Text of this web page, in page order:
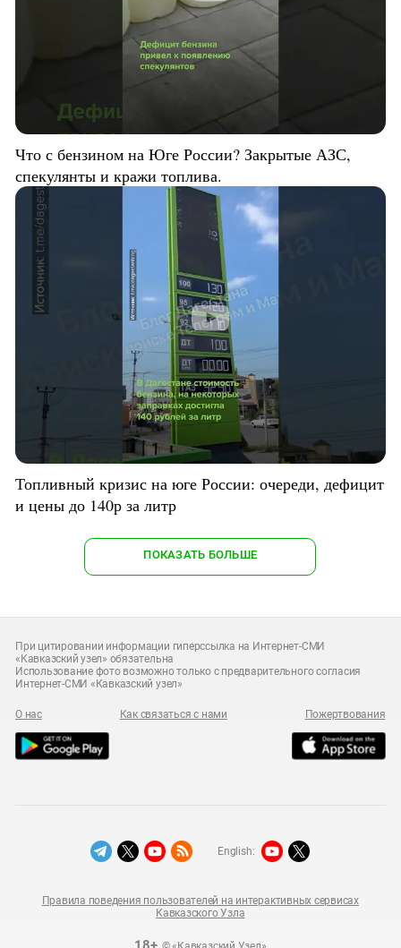
Что с бензином на Юге России? Закрытые АЗС,
спекулянты и кражи топлива.
Топливный кризис на юге России: очереди, дефицит
и цены до 140р за литр
ПОКАЗАТЬ БОЛЬШЕ
При цитировании информации гиперссылка на Интернет-СМИ
«Кавказский узел» обязательна
Использование фото возможно только с предварительного согласия
Интернет-СМИ «Кавказский узел»
О нас Как связаться с нами Пожертвования
Правила поведения пользователей на интерактивных сервисах
Кавказского Узла
English: